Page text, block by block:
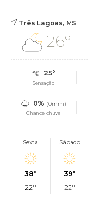
Três Lagoas, MS
26°
25°
Sensação
0% (0mm)
Chance chuva
Sexta
38°
22°
Sábado
39°
22°